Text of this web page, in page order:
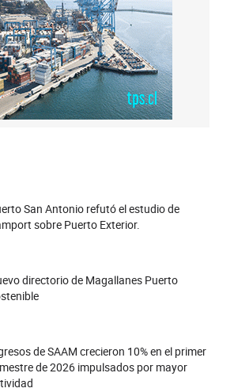
San Antonio refutó el estudio de
sobre Puerto Exterior.
directorio de Magallanes Puerto
de SAAM crecieron 10% en el primer
de 2026 impulsados por mayor